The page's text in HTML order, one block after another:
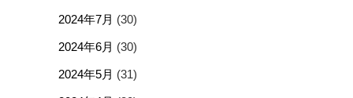
2024年7月 (30)
2024年6月 (30)
2024年5月 (31)